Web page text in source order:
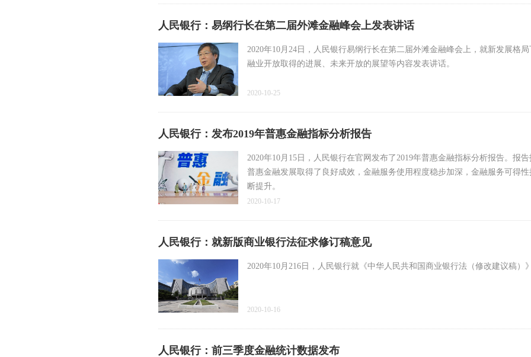
人民银行：易纲行长在第二届外滩金融峰会上发表讲话
2020年10月24日，人民银行易纲行长在第二届外滩金融峰会上，就新发展格
融业开放取得的进展、未来开放的展望等内容发表讲话。
2020-10-25
人民银行：发布2019年普惠金融指标分析报告
2020年10月15日，人民银行在官网发布了2019年普惠金融指标分析报告。报
普惠金融发展取得了良好成效，金融服务使用程度稳步加深，金融服务可得
断提升。
2020-10-17
人民银行：就新版商业银行法征求修订稿意见
2020年10月216日，人民银行就《中华人民共和国商业银行法（修改建议稿）
2020-10-16
人民银行：前三季度金融统计数据发布